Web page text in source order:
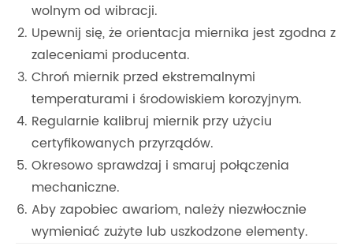
wolnym od wibracji.
Upewnij się, że orientacja miernika jest zgodna z
zaleceniami producenta.
Chroń miernik przed ekstremalnymi
temperaturami i środowiskiem korozyjnym.
Regularnie kalibruj miernik przy użyciu
certyfikowanych przyrządów.
Okresowo sprawdzaj i smaruj połączenia
mechaniczne.
Aby zapobiec awariom, należy niezwłocznie
wymieniać zużyte lub uszkodzone elementy.